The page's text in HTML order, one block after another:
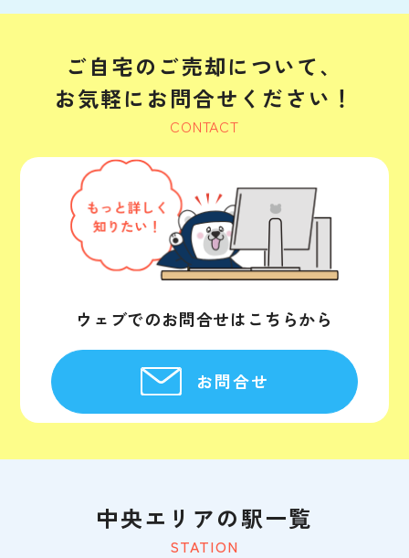
ご自宅のご売却について、
お気軽にお問合せください！
CONTACT
ウェブでのお問合せはこちらから
お問合せ
STATION
中央エリアの駅一覧